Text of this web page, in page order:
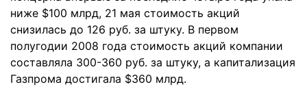
ниже $100 млрд, 21 мая стоимость акций
снизилась до 126 руб. за штуку. В первом
полугодии 2008 года стоимость акций компании
составляла 300-360 руб. за штуку, а капитализация
Газпрома достигала $360 млрд.